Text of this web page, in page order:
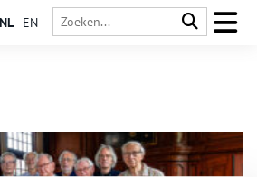
NL EN